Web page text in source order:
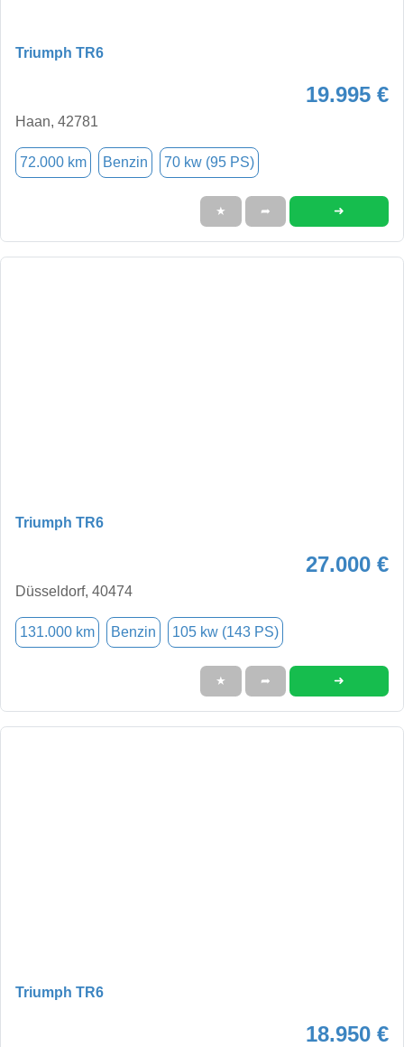
Triumph TR6
19.995 €
Haan, 42781
72.000 km Benzin 70 kw (95 PS)
★ ➦ ➜
Triumph TR6
27.000 €
Düsseldorf, 40474
131.000 km Benzin 105 kw (143 PS)
★ ➦ ➜
Triumph TR6
18.950 €